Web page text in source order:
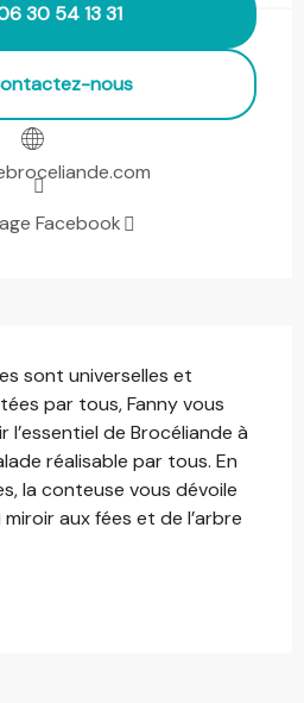
30 54 13 31
nous
Facebook
sont universelles et
par tous, Fanny vous
de Brocéliande à
réalisable par tous. En
la conteuse vous dévoile
aux fées et de l’arbre